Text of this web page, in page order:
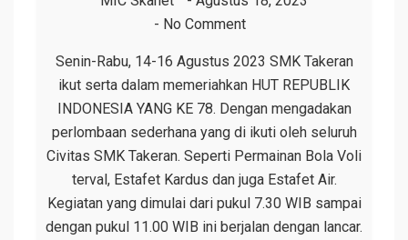
No Comment
Senin-Rabu, 14-16 Agustus 2023 SMK Takeran
ikut serta dalam memeriahkan HUT REPUBLIK
INDONESIA YANG KE 78. Dengan mengadakan
perlombaan sederhana yang di ikuti oleh seluruh
Civitas SMK Takeran. Seperti Permainan Bola Voli
terval, Estafet Kardus dan juga Estafet Air.
Kegiatan yang dimulai dari pukul 7.30 WIB sampai
dengan pukul 11.00 WIB ini berjalan dengan lancar.